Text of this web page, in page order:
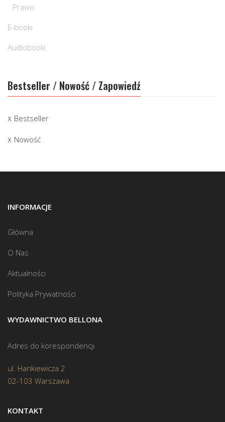
Prawo
E-booki
Audiobooki
Bestseller / Nowość / Zapowiedź
Bestseller
Nowość
INFORMACJE
Główna
O Nas
Aktualności
Polityka Prywatności
WYDAWNICTWO BELLONA
Adres do korespondencji
ul. Hankiewicza 2
02-103 Warszawa
KONTAKT